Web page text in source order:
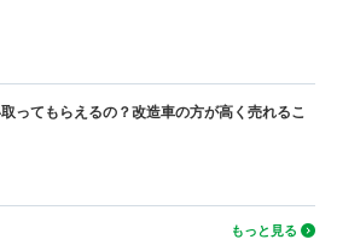
ってもらえるの？改造車の方が高く売れるこ
もっと見る